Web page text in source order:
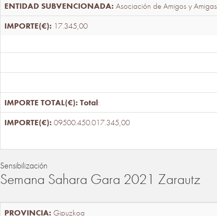
Asociación de Amigos y
17.345,00
Total:
09500.450.017.345,00
Sensibilización
Semana Sahara Gara 2021 Zarautz
Gipuzkoa